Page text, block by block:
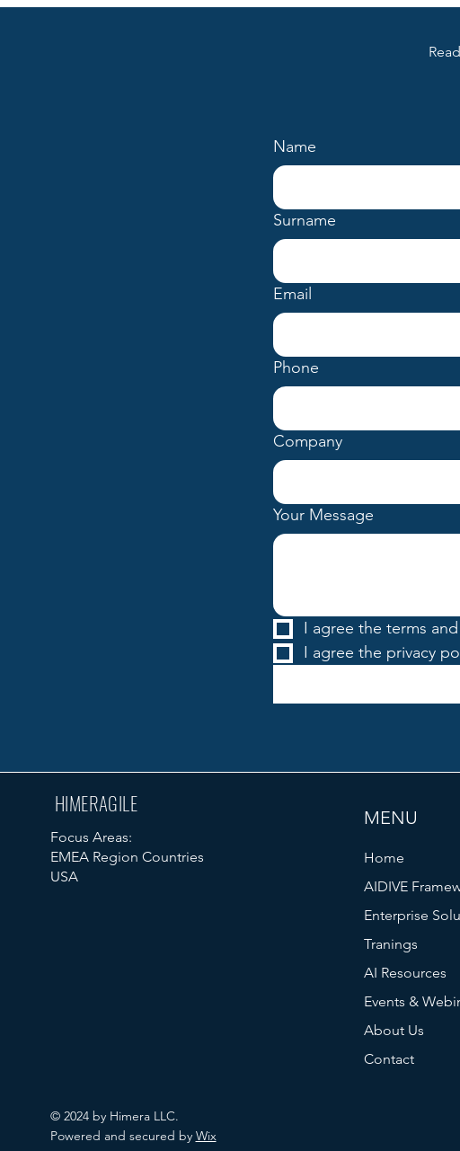
Name
Surname
Email
Phone
Company
Your Message
I agree the terms
I agree the privacy
HIMERAGILE
Focus Areas:
EMEA Region Countries
USA
© 2024 by Himera LLC.
Powered and secured by Wix
MENU
Home
AIDIVE
Enterprise
Tranings
AI Resources
Events &
About Us
Contact